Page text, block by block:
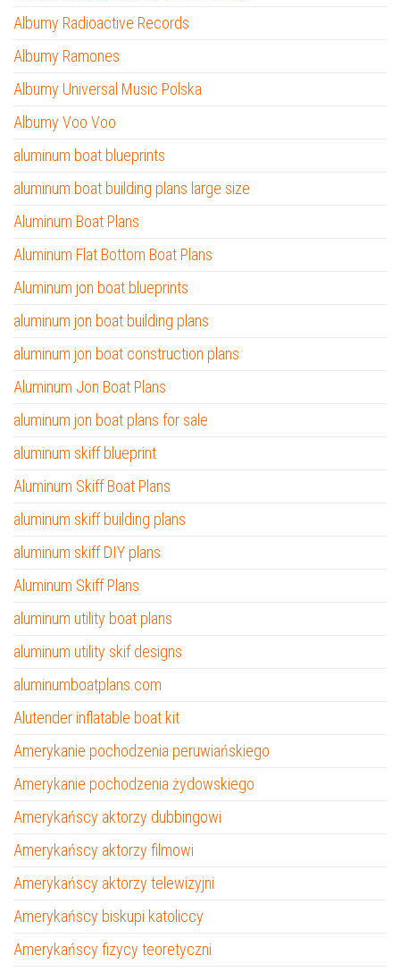
Albumy Radioactive Records
Albumy Ramones
Albumy Universal Music Polska
Albumy Voo Voo
aluminum boat blueprints
aluminum boat building plans large size
Aluminum Boat Plans
Aluminum Flat Bottom Boat Plans
Aluminum jon boat blueprints
aluminum jon boat building plans
aluminum jon boat construction plans
Aluminum Jon Boat Plans
aluminum jon boat plans for sale
aluminum skiff blueprint
Aluminum Skiff Boat Plans
aluminum skiff building plans
aluminum skiff DIY plans
Aluminum Skiff Plans
aluminum utility boat plans
aluminum utility skif designs
aluminumboatplans.com
Alutender inflatable boat kit
Amerykanie pochodzenia peruwiańskiego
Amerykanie pochodzenia żydowskiego
Amerykańscy aktorzy dubbingowi
Amerykańscy aktorzy filmowi
Amerykańscy aktorzy telewizyjni
Amerykańscy biskupi katoliccy
Amerykańscy fizycy teoretyczni